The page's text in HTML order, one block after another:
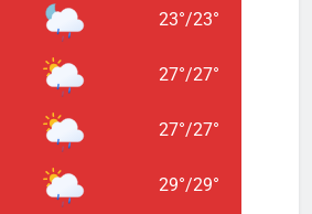
23°/23°
27°/27°
27°/27°
29°/29°